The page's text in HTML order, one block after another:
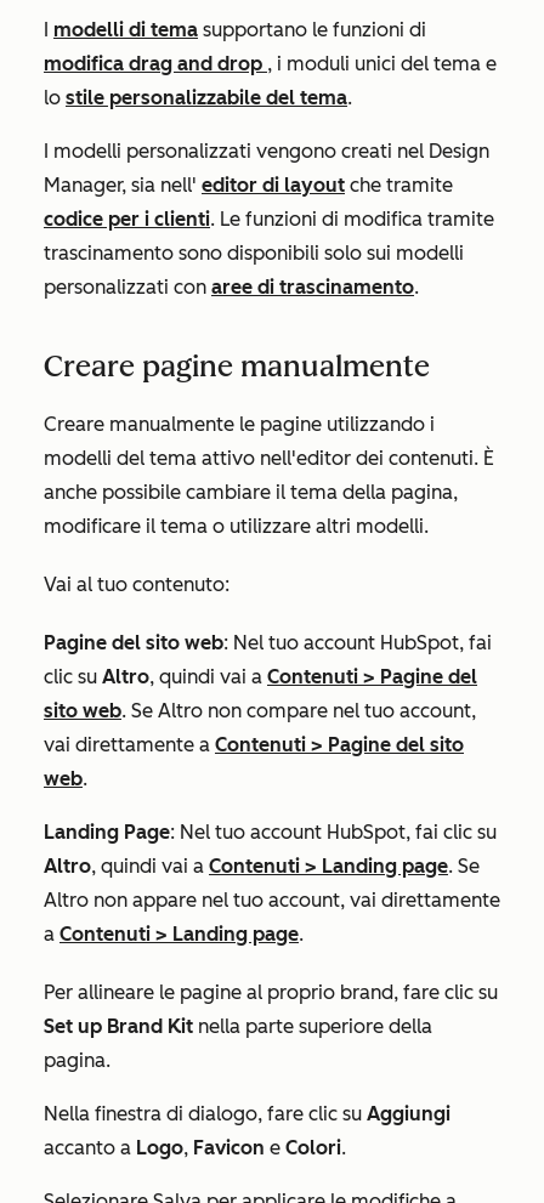
I modelli di tema supportano le funzioni di
modifica drag and drop , i moduli unici del tema e
lo stile personalizzabile del tema.
I modelli personalizzati vengono creati nel Design
Manager, sia nell' editor di layout che tramite
codice per i clienti. Le funzioni di modifica tramite
trascinamento sono disponibili solo sui modelli
personalizzati con aree di trascinamento.
Creare pagine manualmente
Creare manualmente le pagine utilizzando i
modelli del tema attivo nell'editor dei contenuti. È
anche possibile cambiare il tema della pagina,
modificare il tema o utilizzare altri modelli.
Vai al tuo contenuto:
Pagine del sito web: Nel tuo account HubSpot, fai
clic su Altro, quindi vai a Contenuti > Pagine del
sito web. Se Altro non compare nel tuo account,
vai direttamente a Contenuti > Pagine del sito
web.
Landing Page: Nel tuo account HubSpot, fai clic su
Altro, quindi vai a Contenuti > Landing page. Se
Altro non appare nel tuo account, vai direttamente
a Contenuti > Landing page.
Per allineare le pagine al proprio brand, fare clic su
Set up Brand Kit nella parte superiore della
pagina.
Nella finestra di dialogo, fare clic su Aggiungi
accanto a Logo, Favicon e Colori.